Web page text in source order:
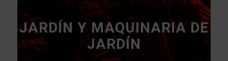
JARDÍN Y MAQUINARIA DE
JARDÍN